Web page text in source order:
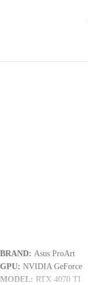
BRAND: Asus ProArt
GPU: NVIDIA GeForce
MODEL: RTX 4070 TI